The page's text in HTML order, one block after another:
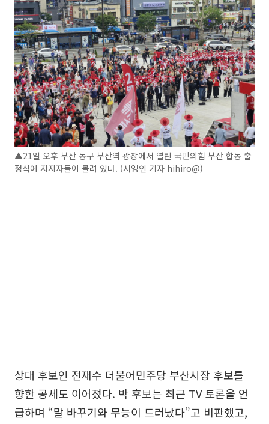
▲21일 오후 부산 동구 부산역 광장에서 열린 국민의힘 부산 합동 출
정식에 지지자들이 몰려 있다. (서영인 기자 hihiro@)
상대 후보인 전재수 더불어민주당 부산시장 후보를
향한 공세도 이어졌다. 박 후보는 최근 TV 토론을 언
급하며 “말 바꾸기와 무능이 드러났다”고 비판했고,